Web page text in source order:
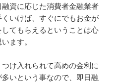
資に応じた消費者金融業者
いけば、すぐにでもお金が
てもらえるということは心
ます。
け入れられて高めの金利に
いという事なので、即日融